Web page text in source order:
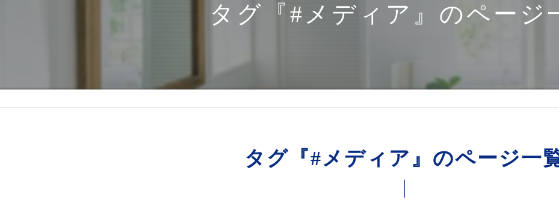
レジャー施設のカビ取り
タグ『#メディア』のページ
タグ『#メディア』のページ一